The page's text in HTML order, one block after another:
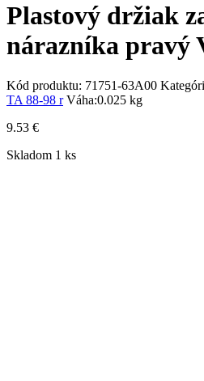
Plastový držiak
nárazníka pravý
Kód produktu: 71751-63A00
TA 88-98 r Váha:0.025 kg
9.53 €
Skladom 1 ks